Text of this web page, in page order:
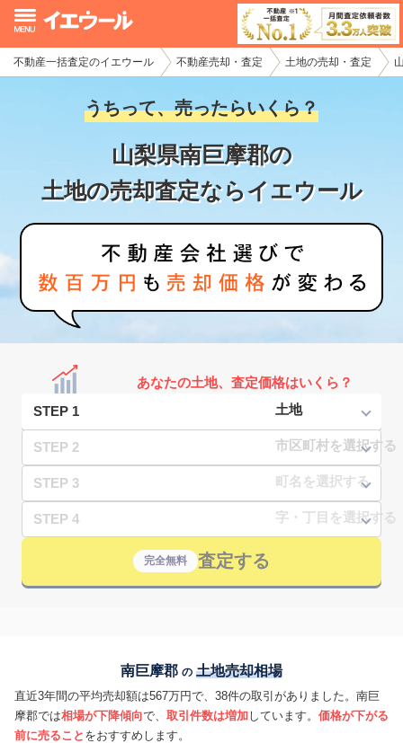
不動産一括査定のイエウール 不動産売却・査定 土地の売却・査定
うちって、売ったらいくら？
山梨県南巨摩郡の
土地の売却査定ならイエウール
あなたの土地、査定価格はいくら？
STEP 1
STEP 2
STEP 3
STEP 4
完全無料 査定する
南巨摩郡 の 土地売却相場
直近3年間の平均売却額は567万円で、38件の取引がありました。南巨
摩郡では相場が下降傾向で、 取引件数は増加しています。 価格が下がる
前に売ること をおすすめします。
イエウール加盟希望の不動産会社様
初めての方へ
不動産の売却・一括査定
家査定シミュレーター
お問い合わせ